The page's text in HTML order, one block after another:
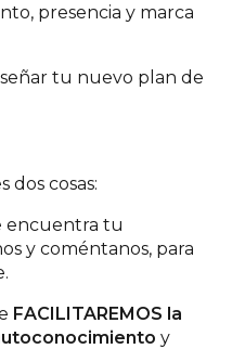
presencia y marca
tu nuevo plan de
dos cosas:
encuentra tu
y coméntanos, para
FACILITAREMOS la
y